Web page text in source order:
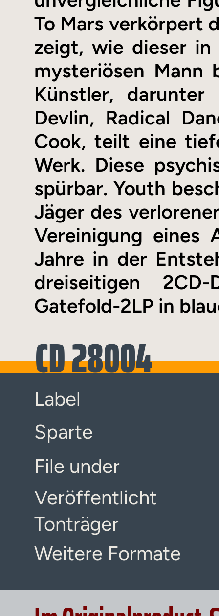
To Mars verkörpert
zeigt, wie dieser
mysteriösen Mann
Künstler, darunter
Devlin, Radical
Cook, teilt eine
Werk. Diese
spürbar. Youth
Jäger des
Vereinigung eines
Jahre in der
dreiseitigen
Gatefold-2LP in
CD 28004
Label
Sparte
File under
Veröffentlicht
Tonträger
Weitere Formate